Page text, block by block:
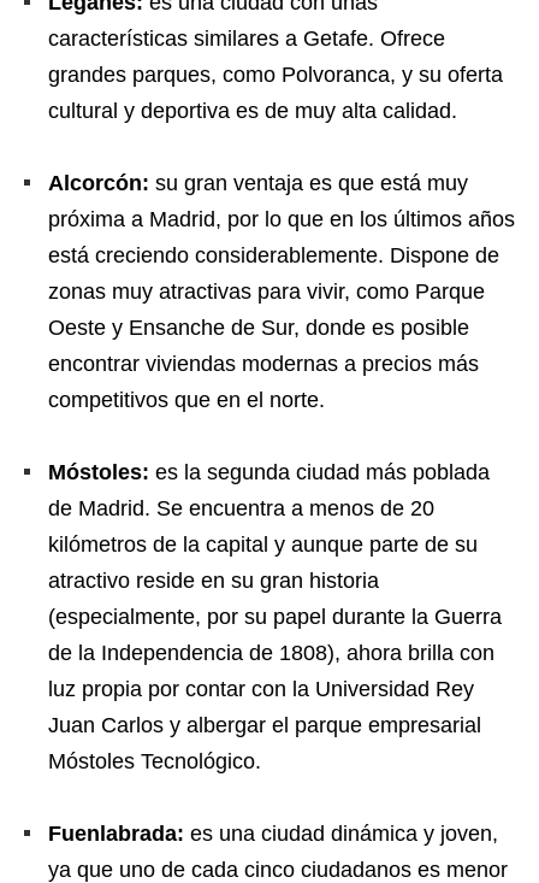
características similares a Getafe. Ofrece
grandes parques, como Polvoranca, y su oferta
cultural y deportiva es de muy alta calidad.
Alcorcón: su gran ventaja es que está muy
próxima a Madrid, por lo que en los últimos años
está creciendo considerablemente. Dispone de
zonas muy atractivas para vivir, como Parque
Oeste y Ensanche de Sur, donde es posible
encontrar viviendas modernas a precios más
competitivos que en el norte.
Móstoles: es la segunda ciudad más poblada
de Madrid. Se encuentra a menos de 20
kilómetros de la capital y aunque parte de su
atractivo reside en su gran historia
(especialmente, por su papel durante la Guerra
de la Independencia de 1808), ahora brilla con
luz propia por contar con la Universidad Rey
Juan Carlos y albergar el parque empresarial
Móstoles Tecnológico.
Fuenlabrada: es una ciudad dinámica y joven,
ya que uno de cada cinco ciudadanos es menor